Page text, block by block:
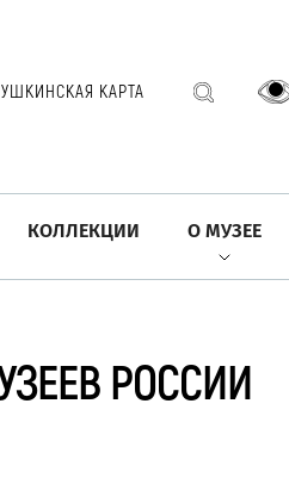
КАРТА
КОЛЛЕКЦИИ О МУЗЕЕ
РОССИИ